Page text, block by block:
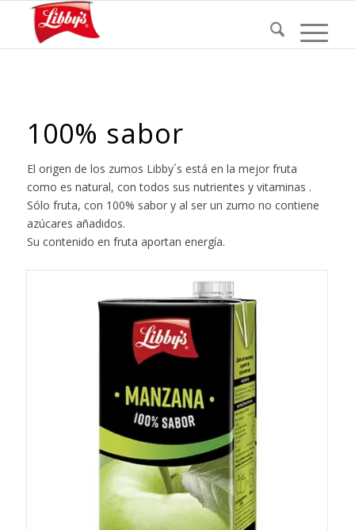
100% sabor
El origen de los zumos Libby´s está en la mejor fruta
como es natural, con todos sus nutrientes y vitaminas .
Sólo fruta, con 100% sabor y al ser un zumo no contiene
azúcares añadidos.
Su contenido en fruta aportan energía.